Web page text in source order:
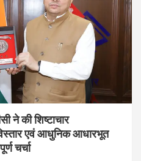
ने की शिष्टाचार
एवं आधुनिक आधारभूत
चर्चा